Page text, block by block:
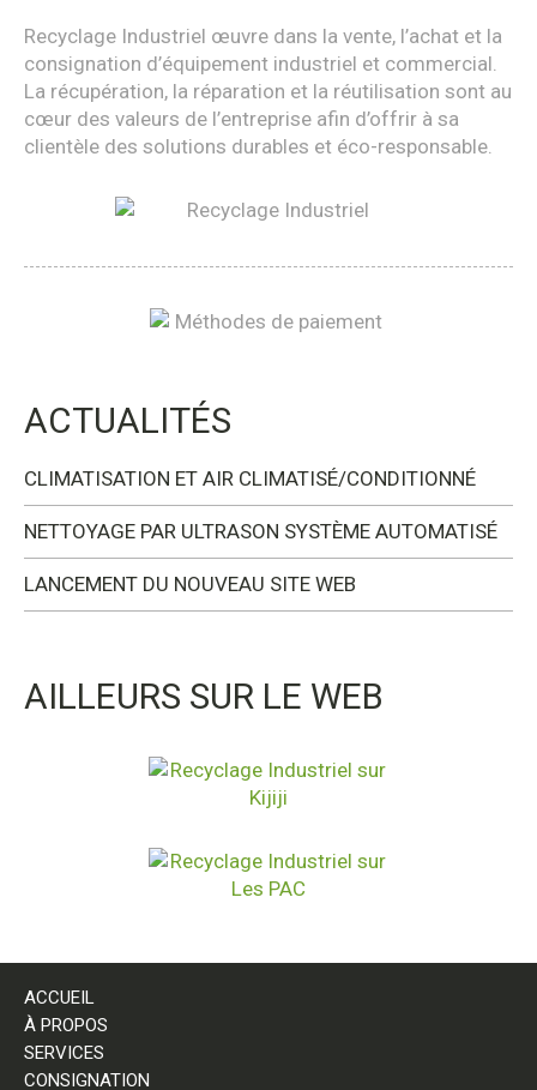
Recyclage Industriel œuvre dans la vente, l’achat et la
consignation d’équipement industriel et commercial.
La récupération, la réparation et la réutilisation sont au
cœur des valeurs de l’entreprise afin d’offrir à sa
clientèle des solutions durables et éco-responsable.
ACTUALITÉS
CLIMATISATION ET AIR CLIMATISÉ/CONDITIONNÉ
NETTOYAGE PAR ULTRASON SYSTÈME AUTOMATISÉ
LANCEMENT DU NOUVEAU SITE WEB
AILLEURS SUR LE WEB
ACCUEIL
À PROPOS
SERVICES
CONSIGNATION